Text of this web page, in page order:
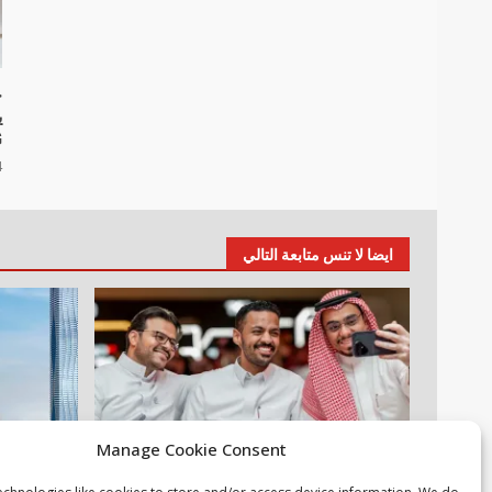
Manage Cookie Consent
4
ايضا لا تنس متابعة التالي
مقالات